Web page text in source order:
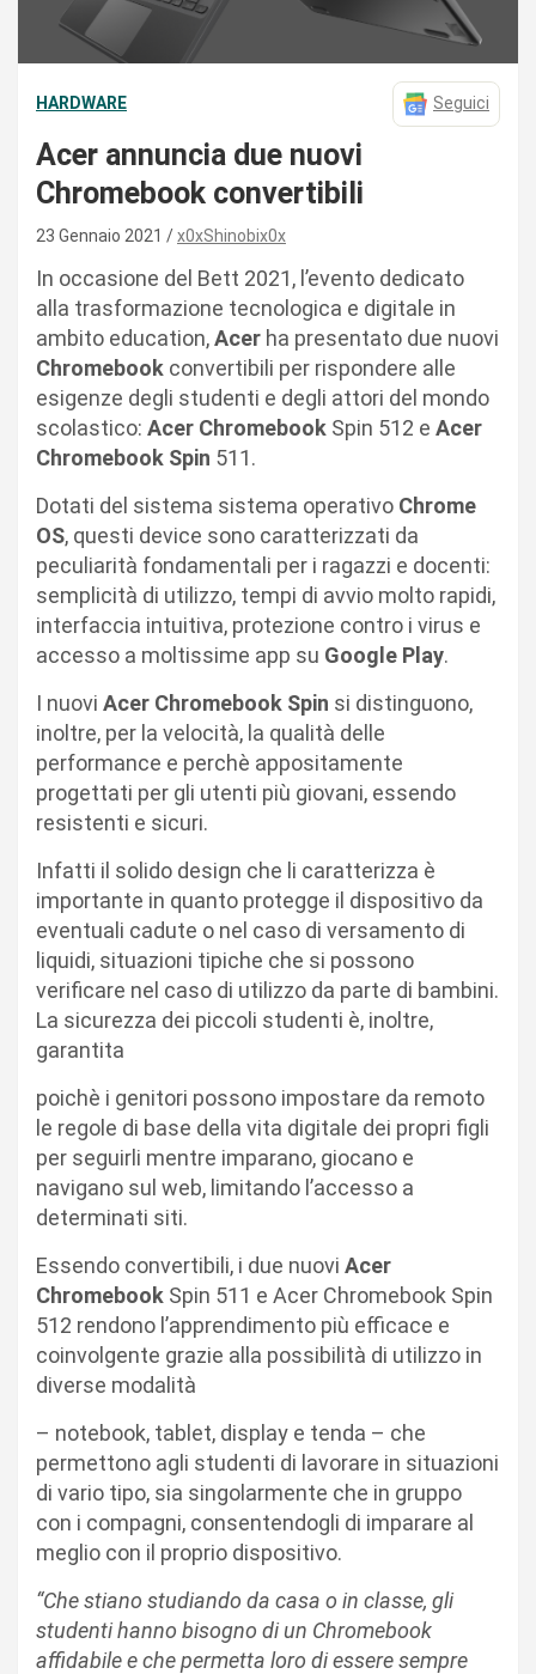
HARDWARE Seguici
Acer annuncia due nuovi
Chromebook convertibili
23 Gennaio 2021 x0xShinobix0x
In occasione del Bett 2021, l’evento dedicato
alla trasformazione tecnologica e digitale in
ambito education,Acer ha presentato due nuovi
Chromebook convertibili per rispondere alle
esigenze degli studenti e degli attori del mondo
scolastico: Acer Chromebook Spin 512 e Acer
Chromebook Spin 511.
Dotati del sistema sistema operativo Chrome
OS, questi device sono caratterizzati da
peculiarità fondamentali per i ragazzi e docenti:
semplicità di utilizzo, tempi di avvio molto rapidi,
interfaccia intuitiva, protezione contro i virus e
accesso a moltissime app su Google Play.
I nuovi Acer Chromebook Spin si distinguono,
inoltre, per la velocità, la qualità delle
performance e perchè appositamente
progettati per gli utenti più giovani, essendo
resistenti e sicuri.
Infatti il solido design che li caratterizza è
importante in quanto protegge il dispositivo da
eventuali cadute o nel caso di versamento di
liquidi, situazioni tipiche che si possono
verificare nel caso di utilizzo da parte di bambini.
La sicurezza dei piccoli studenti è, inoltre,
garantita
poichè i genitori possono impostare da remoto
le regole di base della vita digitale dei propri figli
per seguirli mentre imparano, giocano e
navigano sul web, limitando l’accesso a
determinati siti.
Essendo convertibili, i due nuovi Acer
Chromebook Spin 511 e Acer Chromebook Spin
512 rendono l’apprendimento più efficace e
coinvolgente grazie alla possibilità di utilizzo in
diverse modalità
– notebook, tablet, display e tenda – che
permettono agli studenti di lavorare in situazioni
di vario tipo, sia singolarmente che in gruppo
con i compagni, consentendogli di imparare al
meglio con il proprio dispositivo.
“Che stiano studiando da casa o in classe, gli
studenti hanno bisogno di un Chromebook
affidabile e che permetta loro di essere sempre